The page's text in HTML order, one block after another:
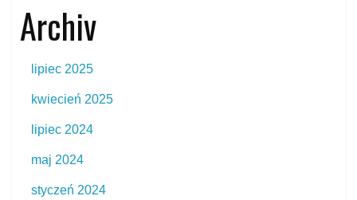
Archiv
lipiec 2025
kwiecień 2025
lipiec 2024
maj 2024
styczeń 2024